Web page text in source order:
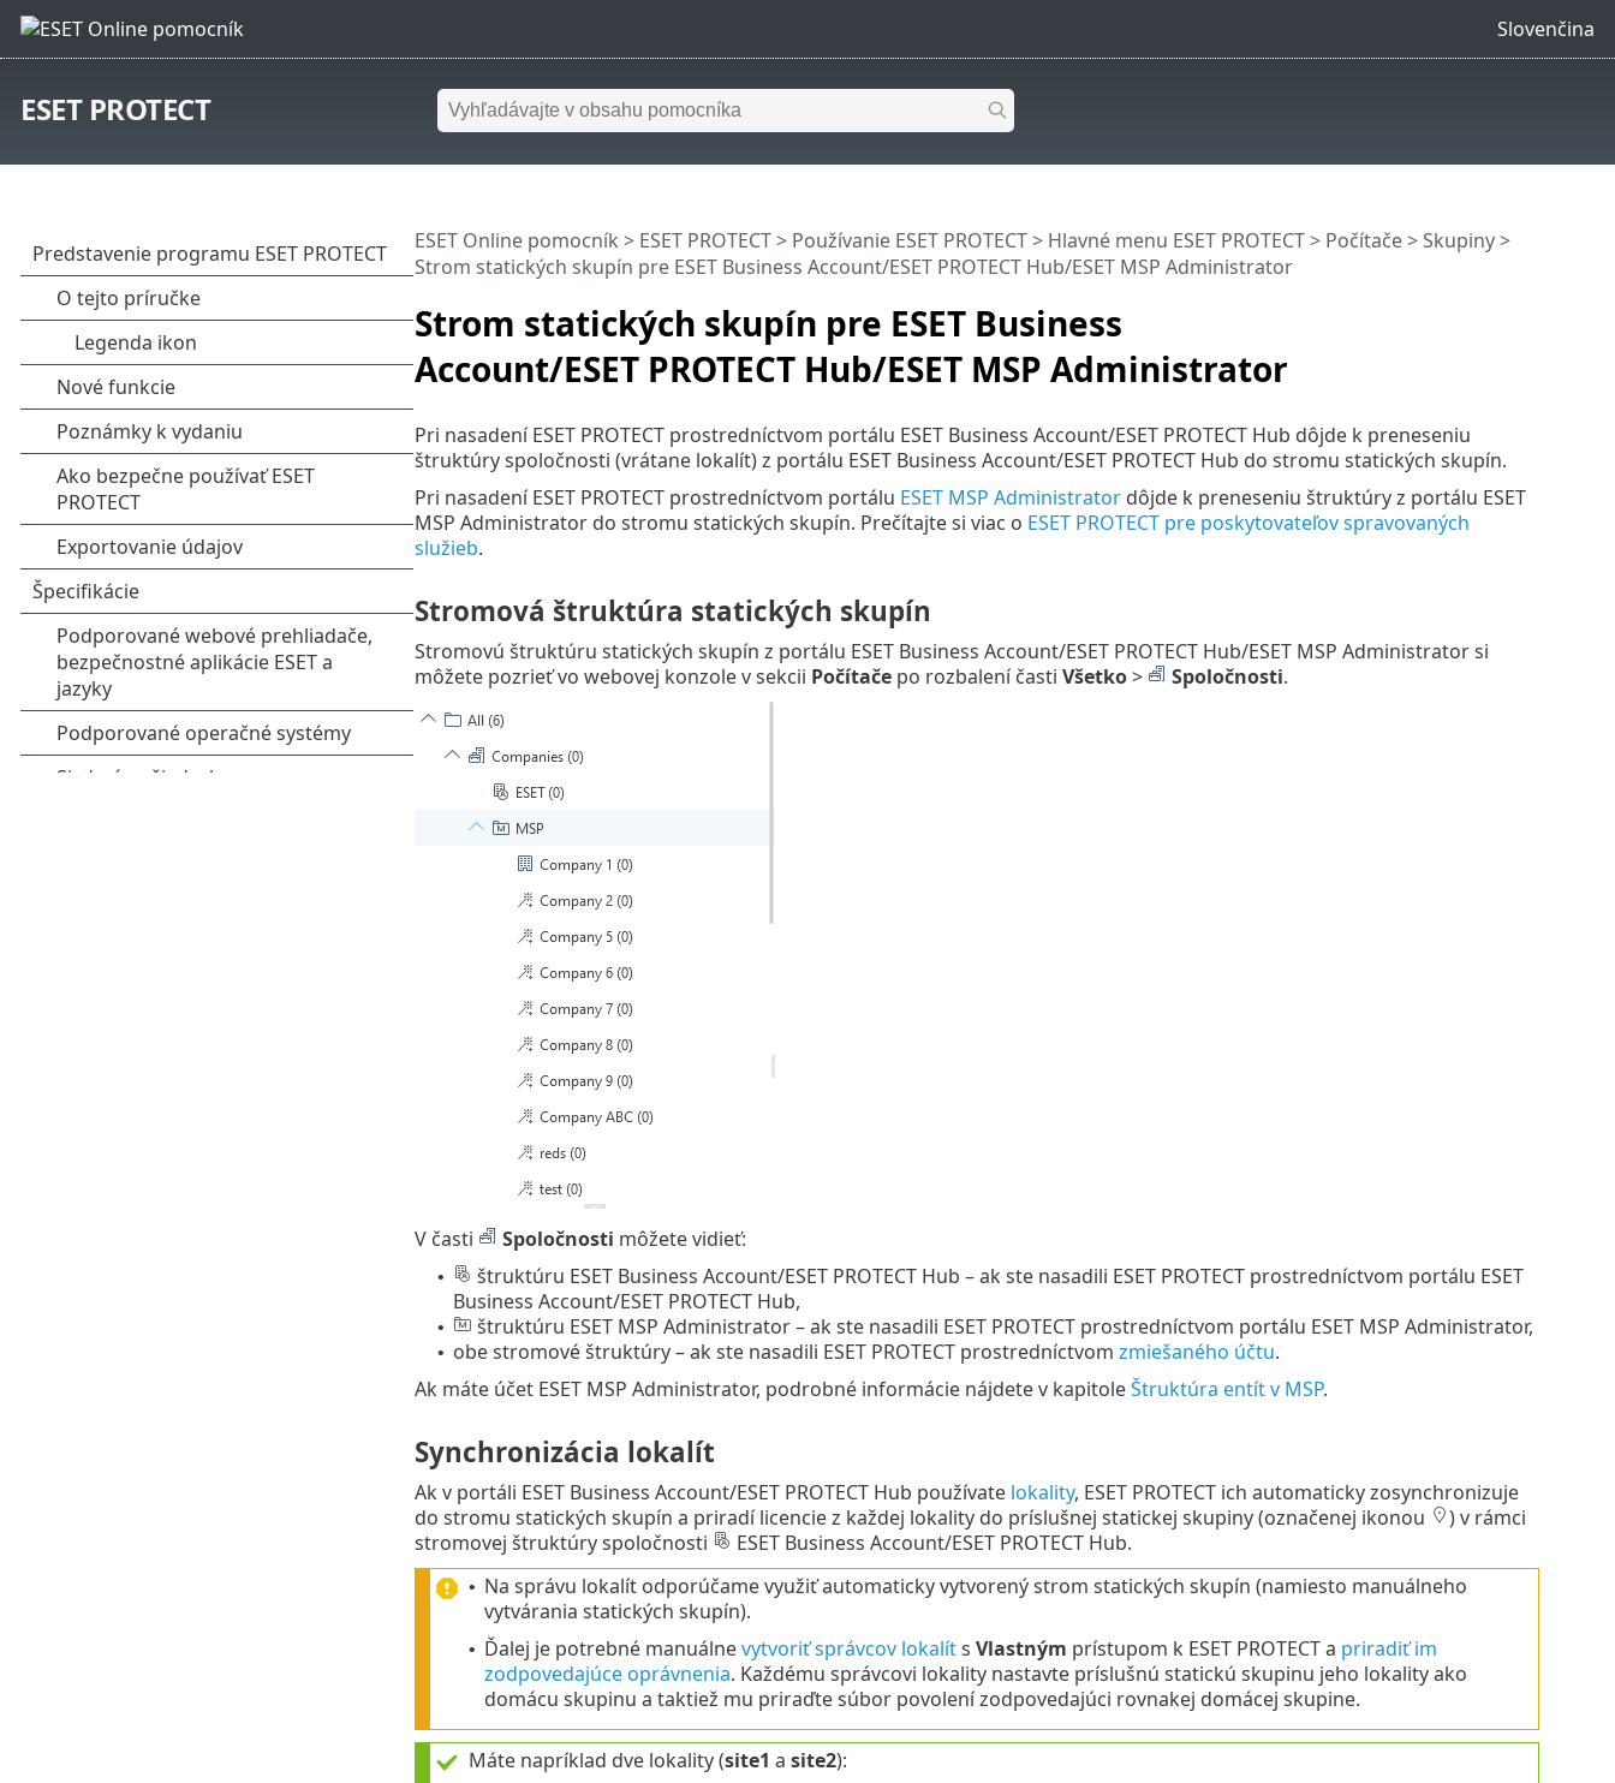
Slovenčina
ESET PROTECT
Strom statických skupín pre ESET Business
Account/ESET PROTECT Hub/ESET MSP Administrator
ESET Online pomocník > ESET PROTECT> Používanie ESET PROTECT> Hlavné menu ESET PROTECT> Počítače>Skupiny>
Strom statických skupín pre ESET Business Account/ESET PROTECT Hub/ESET MSP Administrator
Pri nasadení ESET PROTECT prostredníctvom portálu ESET Business Account/ESET PROTECT Hub dôjde k preneseniu
štruktúry spoločnosti (vrátane lokalít) z portálu ESET Business Account/ESET PROTECT Hub do stromu statických skupín.
Pri nasadení ESET PROTECT prostredníctvom portálu ESET MSP Administratordôjde k preneseniu štruktúry z portálu ESET
MSP Administrator do stromu statických skupín. Prečítajte si viac o ESET PROTECT pre poskytovateľov spravovaných
služieb.
Stromová štruktúra statických skupín
Stromovú štruktúru statických skupín z portálu ESET Business Account/ESET PROTECT Hub/ESET MSP Administrator si
môžete pozrieť vo webovej konzole v sekcii Počítačepo rozbalení časti Všetko> Spoločnosti.
V časti Spoločnosti môžete vidieť:
•
štruktúru ESET Business Account/ESET PROTECT Hub – ak ste nasadili ESET PROTECT prostredníctvom portálu ESET
Business Account/ESET PROTECT Hub,
• štruktúru ESET MSP Administrator – ak ste nasadili ESET PROTECT prostredníctvom portálu ESET MSP Administrator,
• obe stromové štruktúry – ak ste nasadili ESET PROTECT prostredníctvom zmiešaného účtu.
Ak máte účet ESET MSP Administrator, podrobné informácie nájdete v kapitoleŠtruktúra entít v MSP.
Synchronizácia lokalít
Ak v portáli ESET Business Account/ESET PROTECT Hub používate lokality, ESET PROTECT ich automaticky zosynchronizuje
do stromu statických skupín a priradí licencie z každej lokality do príslušnej statickej skupiny (označenej ikonou
) v rámci
stromovej štruktúry spoločnosti
ESET Business Account/ESET PROTECT Hub.
• Na správu lokalít odporúčame využiť automaticky vytvorený strom statických skupín (namiesto manuálneho
vytvárania statických skupín).
• Ďalej je potrebné manuálnevytvoriť správcov lokalíts Vlastným prístupom k ESET PROTECT a priradiť im
zodpovedajúce oprávnenia. Každému správcovi lokality nastavte príslušnú statickú skupinu jeho lokality ako
domácu skupinu a taktiež mu priraďte súbor povolení zodpovedajúci rovnakej domácej skupine.
Máte napríklad dve lokality (site1 a site2):